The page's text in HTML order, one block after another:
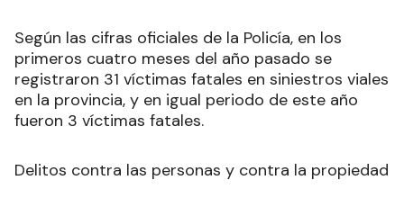
Según las cifras oficiales de la Policía, en los
primeros cuatro meses del año pasado se
registraron 31 víctimas fatales en siniestros viales
en la provincia, y en igual periodo de este año
fueron 3 víctimas fatales.
Delitos contra las personas y contra la propiedad